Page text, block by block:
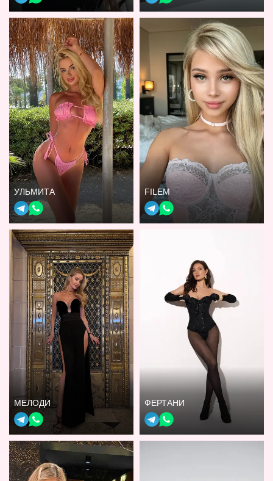
УЛЬМИТА FILEM
МЕЛОДИ ФЕРТАНИ